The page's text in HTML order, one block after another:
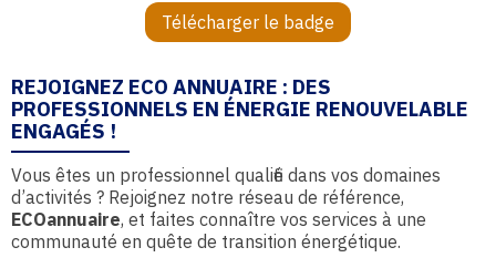
Télécharger le badge
REJOIGNEZ ECO ANNUAIRE : DES
PROFESSIONNELS EN ÉNERGIE RENOUVELABLE
ENGAGÉS !
Vous êtes un professionnel qualifié dans vos domaines
d’activités ? Rejoignez notre réseau de référence,
ECOannuaire, et faites connaître vos services à une
communauté en quête de transition énergétique.